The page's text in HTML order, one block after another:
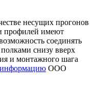
несущих прогонов
профилей имеют
соединять
снизу вверх
и монтажного шага
ООО